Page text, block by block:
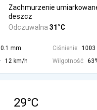
Odczuwalna 31°C
Zachmurzenie
deszcz
0.1 mm Ciśnienie: 1003
12 km/h Wilgotność:
29°C